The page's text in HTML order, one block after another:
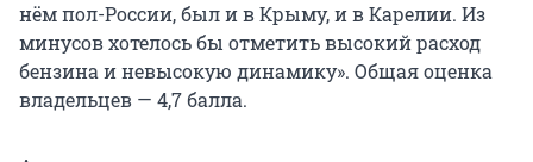
нём пол-России, был и в Крыму, и в Карелии. Из
минусов хотелось бы отметить высокий расход
бензина и невысокую динамику». Общая оценка
владельцев — 4,7 балла.